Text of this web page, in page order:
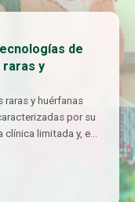
de
y
raras y huérfanas
por su
clínica limitada y, en